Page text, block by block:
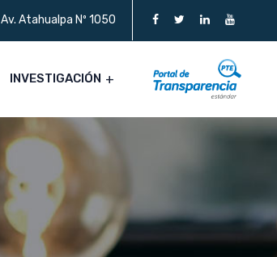
Av. Atahualpa Nº 1050
INVESTIGACIÓN